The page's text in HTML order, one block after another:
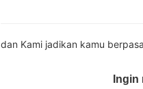
dan Kami jadikan kamu